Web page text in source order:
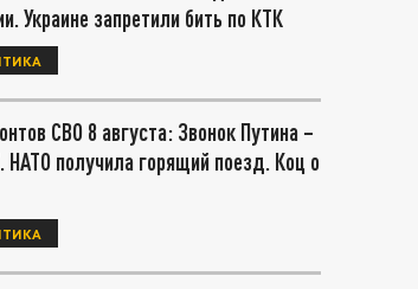
Украине запретили бить по КТК
СВО 8 августа: Звонок Путина –
получила горящий поезд. Коц о